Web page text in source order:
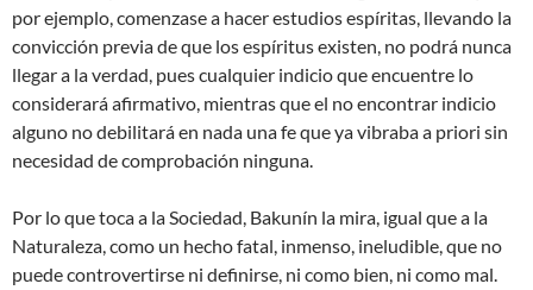
por ejemplo, comenzase a hacer estudios espíritas, llevando la
convicción previa de que los espíritus existen, no podrá nunca
llegar a la verdad, pues cualquier indicio que encuentre lo
considerará afirmativo, mientras que el no encontrar indicio
alguno no debilitará en nada una fe que ya vibraba a priori sin
necesidad de comprobación ninguna.
Por lo que toca a la Sociedad, Bakunín la mira, igual que a la
Naturaleza, como un hecho fatal, inmenso, ineludible, que no
puede controvertirse ni definirse, ni como bien, ni como mal.